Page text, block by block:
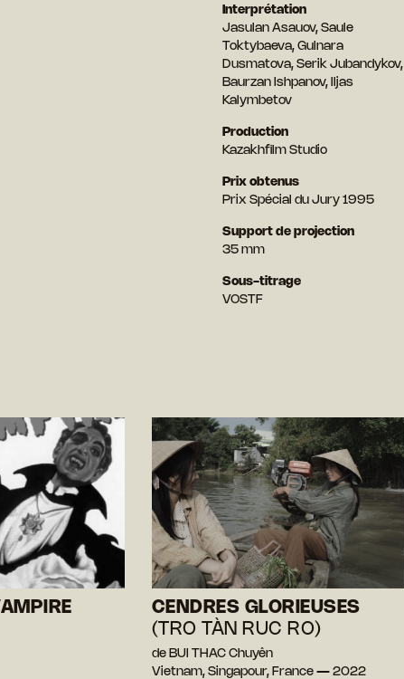
Interprétation
Jasulan Asauov, Saule
Toktybaeva, Gulnara
Dusmatova, Serik Jubandykov,
Baurzan Ishpanov, lljas
Kalymbetov
Production
Kazakhfilm Studio
Prix obtenus
Prix Spécial du Jury 1995
Support de projection
35 mm
Sous-titrage
VOSTF
CENDRES GLORIEUSES
(TRO TÀN RUC RO)
de BUI THAC Chuyên
Vietnam, Singapour, France — 2022